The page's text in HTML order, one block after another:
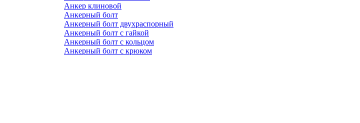
Анкер клиновой
Анкерный болт
Анкерный болт двухраспорный
Анкерный болт с гайкой
Анкерный болт с кольцом
Анкерный болт с крюком